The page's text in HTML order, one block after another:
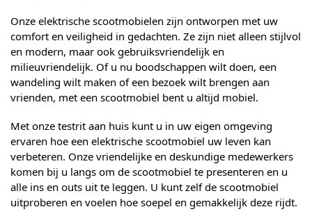
Onze elektrische scootmobielen zijn ontworpen met uw
comfort en veiligheid in gedachten. Ze zijn niet alleen stijlvol
en modern, maar ook gebruiksvriendelijk en
milieuvriendelijk. Of u nu boodschappen wilt doen, een
wandeling wilt maken of een bezoek wilt brengen aan
vrienden, met een scootmobiel bent u altijd mobiel.
Met onze testrit aan huis kunt u in uw eigen omgeving
ervaren hoe een elektrische scootmobiel uw leven kan
verbeteren. Onze vriendelijke en deskundige medewerkers
komen bij u langs om de scootmobiel te presenteren en u
alle ins en outs uit te leggen. U kunt zelf de scootmobiel
uitproberen en voelen hoe soepel en gemakkelijk deze rijdt.